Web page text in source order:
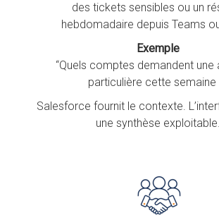
des tickets sensibles ou un
hebdomadaire depuis Teams
Exemple
“Quels comptes demandent une
particulière cette semaine
Salesforce fournit le contexte.
une synthèse exploitable.